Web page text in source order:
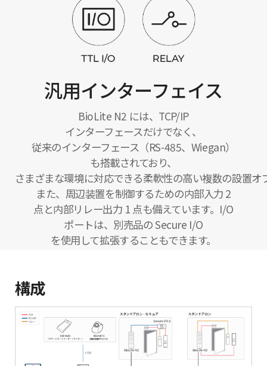
汎用インターフェイス
BioLite N2 には、TCP/IP
インターフェースだけでなく、
従来のインターフェース（RS-485、Wiegan）
も搭載されており、
さまざまな環境に対応できる柔軟性の高い複数の設置オ
また、周辺装置を制御するための内部入力 2
点と内部リレー出力 1 点も備えています。I/O
ポートは、別売品の Secure I/O
を使用して拡張することもできます。
構成